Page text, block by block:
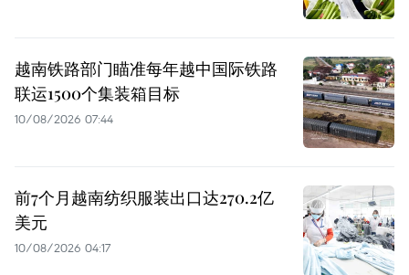
越南铁路部门瞄准每年越中国际铁路
联运1500个集装箱目标
10/08/2026 07:44
前7个月越南纺织服装出口达270.2亿
美元
10/08/2026 04:17